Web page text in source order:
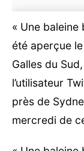
« Une
été aperçue
Galles du
l’utilisateur
près de
mercredi de